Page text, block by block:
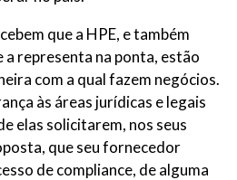
que a HPE, e também
representa na ponta, estão
com a qual fazem negócios.
às áreas jurídicas e legais
elas solicitarem, nos seus
que seu fornecedor
de compliance, de alguma